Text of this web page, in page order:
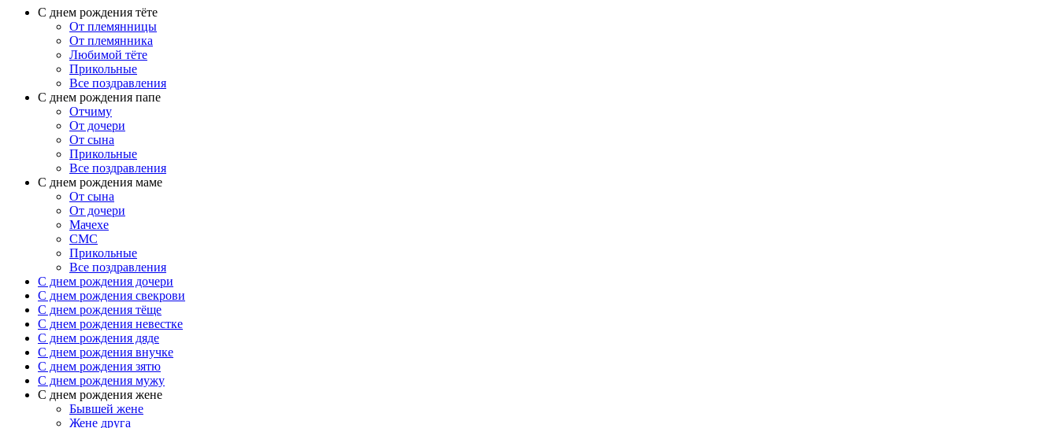
С днем рождения тёте
От племянницы
От племянника
Любимой тёте
Прикольные
Все поздравления
C днем рождения папе
Отчиму
От дочери
От сына
Прикольные
Все поздравления
С днем рождения маме
От сына
От дочери
Мачехе
СМС
Прикольные
Все поздравления
C днем рождения дочери
C днем рождения свекрови
C днем рождения тёще
C днем рождения невестке
C днем рождения дяде
C днем рождения внучке
C днем рождения зятю
C днем рождения мужу
С днем рождения жене
Бывшей жене
Жене друга